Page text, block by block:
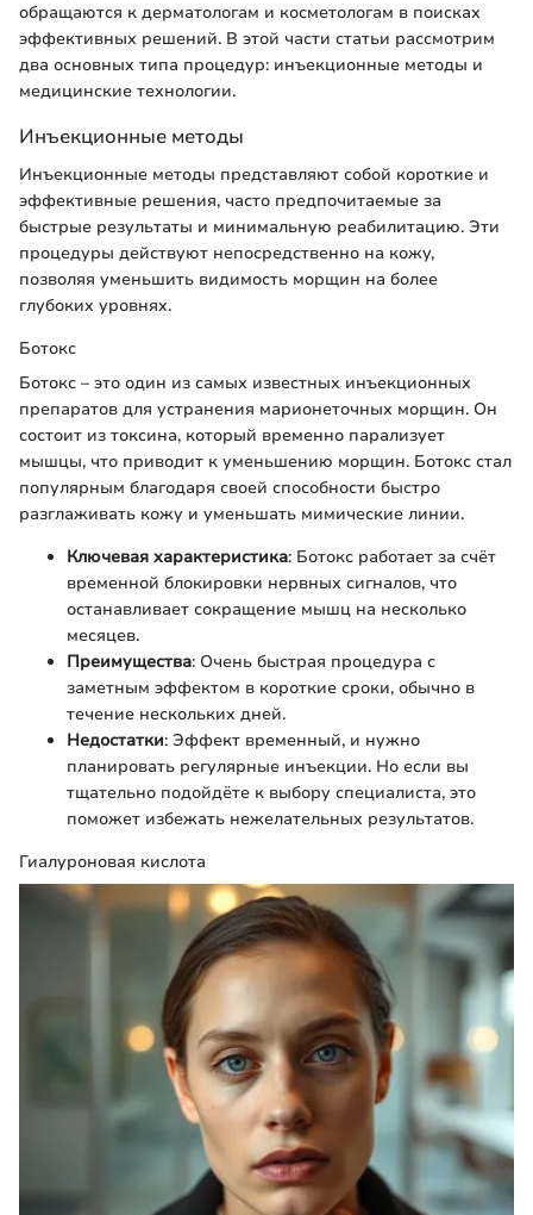
обращаются к дерматологам и косметологам в поисках
эффективных решений. В этой части статьи рассмотрим
два основных типа процедур: инъекционные методы и
медицинские технологии.
Инъекционные методы
Инъекционные методы представляют собой короткие и
эффективные решения, часто предпочитаемые за
быстрые результаты и минимальную реабилитацию. Эти
процедуры действуют непосредственно на кожу,
позволяя уменьшить видимость морщин на более
глубоких уровнях.
Ботокс
Ботокс – это один из самых известных инъекционных
препаратов для устранения марионеточных морщин. Он
состоит из токсина, который временно парализует
мышцы, что приводит к уменьшению морщин. Ботокс стал
популярным благодаря своей способности быстро
разглаживать кожу и уменьшать мимические линии.
Ключевая характеристика: Ботокс работает за счёт
временной блокировки нервных сигналов, что
останавливает сокращение мышц на несколько
месяцев.
Преимущества: Очень быстрая процедура с
заметным эффектом в короткие сроки, обычно в
течение нескольких дней.
Недостатки: Эффект временный, и нужно
планировать регулярные инъекции. Но если вы
тщательно подойдёте к выбору специалиста, это
поможет избежать нежелательных результатов.
Гиалуроновая кислота